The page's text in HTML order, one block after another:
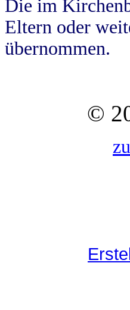
Die im
Eltern oder
übernommen.
©